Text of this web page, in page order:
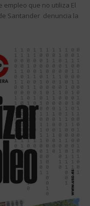
que no utiliza El
Santander denuncia la